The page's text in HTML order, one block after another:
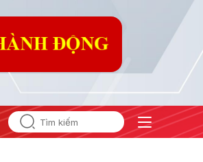
#Hội nghị Trung ương 3